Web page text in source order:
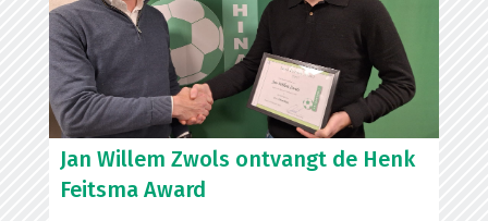
Jan Willem Zwols ontvangt de Henk
Feitsma Award